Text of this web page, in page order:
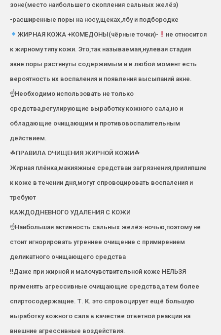
зоне(место наибольшего скопления сальных желёз)
-расширенные поры на носу,щеках,лбу и подбородке
ЖИРНАЯ КОЖА +КОМЕДОНЫ(чёрные точки)-
не относится
к жирному типу кожи. Это,так называемая,нулевая стадия
акне:поры растянуты содержимым и в любой момент есть
вероятность их воспаления и появления высыпаний акне.
☝Необходимо использовать не только
средства,регулирующие выработку кожного сала,но и
обладающие очищающим и противовоспалительным
действием.
☘ПРАВИЛА ОЧИЩЕНИЯ ЖИРНОЙ КОЖИ☘
Жирная плёнка,макияжные средстваи загрязнения,прилипшие
к коже в течении дня,могут спровоцировать воспаления и
требуют
КАЖДОДНЕВНОГО УДАЛЕНИЯ С КОЖИ
☝Наибольшая активность сальных желёз-ночью,поэтому не
стоит игнорировать утреннее очищение с примирением
деликатного очищающего средства
‼Даже при жирной и малочувствительной коже НЕЛЬЗЯ
применять агрессивные очищающие средства,а тем более
спиртосодержащие. Т. К. это спровоцирует ещё большую
выработку кожного сала в качестве ответной реакции на
внешние агрессивные воздействия.